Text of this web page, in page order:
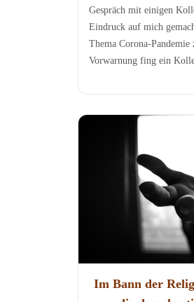
Gespräch mit einigen
Eindruck auf mich
Thema Corona-Pandemie
Vorwarnung fing ein
Im Bann der